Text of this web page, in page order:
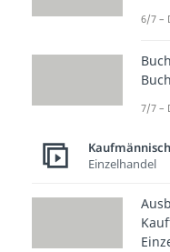
6/7 –
7/7 –
Einzelhandel